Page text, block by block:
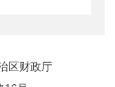
区财政厅